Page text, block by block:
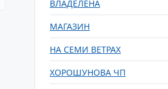
ВЛАДЕЛЕНА
МАГАЗИН
НА СЕМИ ВЕТРАХ
ХОРОШУНОВА ЧП